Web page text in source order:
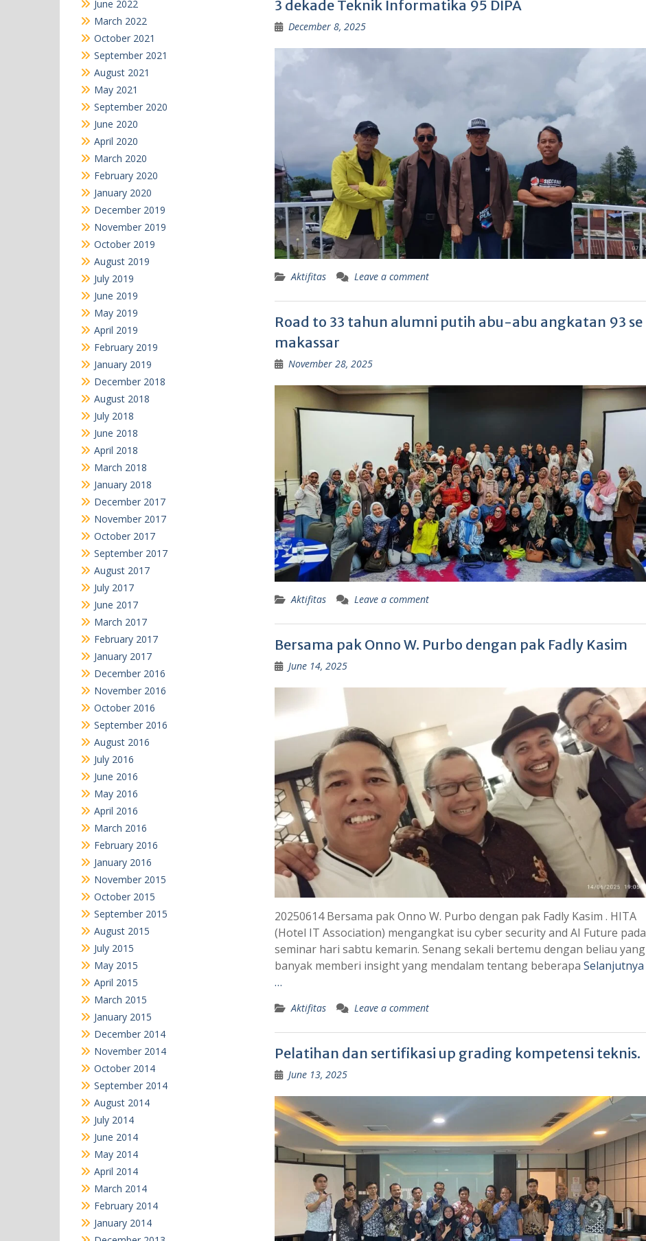
3 dekade Teknik Informatika 95 DIPA
December 8, 2025
Aktifitas Leave a comment
Road to 33 tahun alumni putih abu-abu angkatan 93 se
makassar
November 28, 2025
Aktifitas Leave a comment
Bersama pak Onno W. Purbo dengan pak Fadly Kasim
June 14, 2025
20250614 Bersama pak Onno W. Purbo dengan pak Fadly Kasim . HITA
(Hotel IT Association) mengangkat isu cyber security and AI Future pada
seminar hari sabtu kemarin. Senang sekali bertemu dengan beliau yang
banyak memberi insight yang mendalam tentang beberapa Selanjutnya
…
Aktifitas Leave a comment
Pelatihan dan sertifikasi up grading kompetensi teknis.
June 13, 2025
June 2022
March 2022
October 2021
September 2021
August 2021
May 2021
September 2020
June 2020
April 2020
March 2020
February 2020
January 2020
December 2019
November 2019
October 2019
August 2019
July 2019
June 2019
May 2019
April 2019
February 2019
January 2019
December 2018
August 2018
July 2018
June 2018
April 2018
March 2018
January 2018
December 2017
November 2017
October 2017
September 2017
August 2017
July 2017
June 2017
March 2017
February 2017
January 2017
December 2016
November 2016
October 2016
September 2016
August 2016
July 2016
June 2016
May 2016
April 2016
March 2016
February 2016
January 2016
November 2015
October 2015
September 2015
August 2015
July 2015
May 2015
April 2015
March 2015
January 2015
December 2014
November 2014
October 2014
September 2014
August 2014
July 2014
June 2014
May 2014
April 2014
March 2014
February 2014
January 2014